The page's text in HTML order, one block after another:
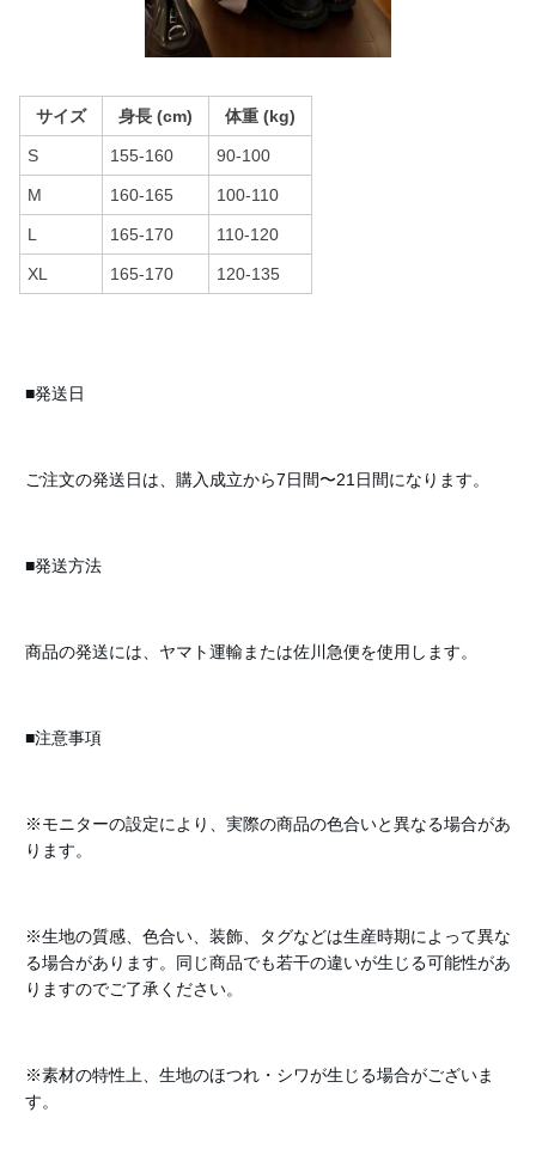
サイズ 身長 (cm) 体重 (kg)
S 155-160 90-100
M 160-165 100-110
L 165-170 110-120
XL 165-170 120-135
■発送日
ご注文の発送日は、購入成立から7日間〜21日間になります。
■発送方法
商品の発送には、ヤマト運輸または佐川急便を使用します。
■注意事項
※モニターの設定により、実際の商品の色合いと異なる場合があ
ります。
※生地の質感、色合い、装飾、タグなどは生産時期によって異な
る場合があります。同じ商品でも若干の違いが生じる可能性があ
りますのでご了承ください。
※素材の特性上、生地のほつれ・シワが生じる場合がございま
す。